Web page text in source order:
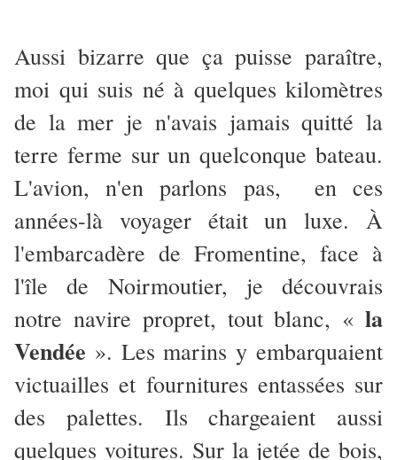
Aussi bizarre que ça puisse paraître,
moi qui suis né à quelques kilomètres
de la mer je n'avais jamais quitté la
terre ferme sur un quelconque bateau.
L'avion, n'en parlons pas, en ces
années-là voyager était un luxe. À
l'embarcadère de Fromentine, face à
l'île de Noirmoutier, je découvrais
notre navire propret, tout blanc, « la
Vendée ». Les marins y embarquaient
victuailles et fournitures entassées sur
des palettes. Ils chargeaient aussi
quelques voitures. Sur la jetée de bois,